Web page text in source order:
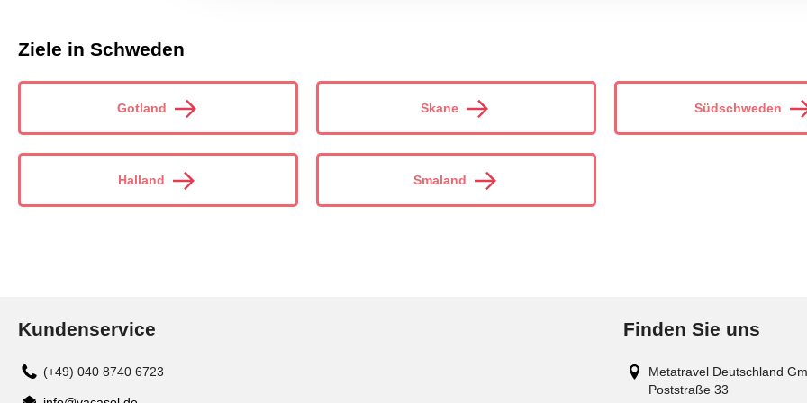
Ziele in Schweden
Gotland
Halland
Skane
Smaland
Südschweden
Kundenservice
(+49) 040 8740 6723
Finden Sie uns
Metatravel Deutschland
Poststraße 33